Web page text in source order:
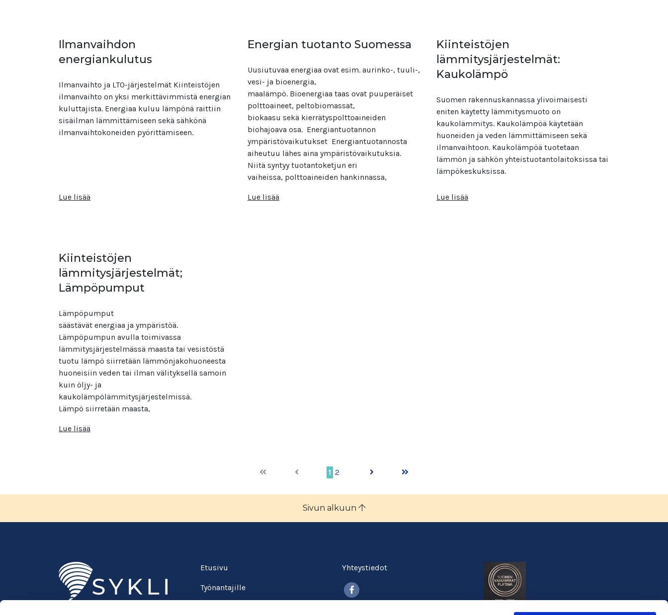
Ilmanvaihdon
energiankulutus
Ilmanvaihto ja LTO-järjestelmät Kiinteistöjen
ilmanvaihto on yksi merkittävimmistä energian
kuluttajista. Energiaa kuluu lämpönä raittiin
sisäilman lämmittämiseen sekä sähkönä
ilmanvaihtokoneiden pyörittämiseen.
Lue lisää
Energian tuotanto Suomessa
Uusiutuvaa energiaa ovat esim. aurinko-, tuuli-,
vesi- ja bioenergia,
maalämpö. Bioenergiaa taas ovat puuperäiset
polttoaineet, peltobiomassat,
biokaasu sekä kierrätyspolttoaineiden
biohajoava osa. Energiantuotannon
ympäristövaikutukset Energiantuotannosta
aiheutuu lähes aina ympäristövaikutuksia.
Niitä syntyy tuotantoketjun eri
vaiheissa, polttoaineiden hankinnassa,
Lue lisää
Kiinteistöjen
lämmitysjärjestelmät:
Kaukolämpö
Suomen rakennuskannassa ylivoimaisesti
eniten käytetty lämmitysmuoto on
kaukolämmitys. Kaukolämpöä käytetään
huoneiden ja veden lämmittämiseen sekä
ilmanvaihtoon. Kaukolämpöä tuotetaan
lämmön ja sähkön yhteistuotantolaitoksissa tai
lämpökeskuksissa.
Lue lisää
Kiinteistöjen
lämmitysjärjestelmät;
Lämpöpumput
Lämpöpumput
säästävät energiaa ja ympäristöä.
Lämpöpumpun avulla toimivassa
lämmitysjärjestelmässä maasta tai vesistöstä
tuotu lämpö siirretään lämmönjakohuoneesta
huoneisiin veden tai ilman välityksellä samoin
kuin öljy- ja
kaukolämpölämmitysjärjestelmissä.
Lämpö siirretään maasta,
Lue lisää
1 2
Sivun alkuun
Etusivu
Työnantajille
Yhteystiedot